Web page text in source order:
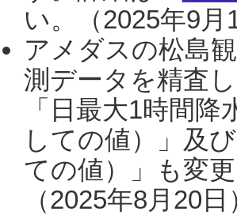
い。（2025年9月
アメダスの松島
測データを精査
「日最大1時間
しての値）」及
ての値）」も変
（2025年8月20日